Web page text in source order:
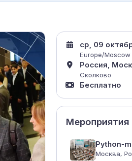
ср, 09
Europe/Moscow
Россия,
Сколково
Бесплатно
Мероприятия
Python-
Москва,